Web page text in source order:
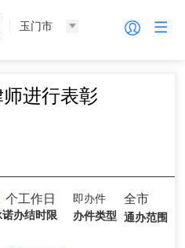
玉门市
进行表彰
个工作日
诺办结时限
即办件
办件类型
全市
通办范围